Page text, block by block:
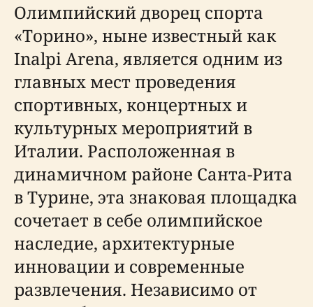
Олимпийский дворец спорта
«Торино», ныне известный как
Inalpi Arena, является одним из
главных мест проведения
спортивных, концертных и
культурных мероприятий в
Италии. Расположенная в
динамичном районе Санта-Рита
в Турине, эта знаковая площадка
сочетает в себе олимпийское
наследие, архитектурные
инновации и современные
развлечения. Независимо от